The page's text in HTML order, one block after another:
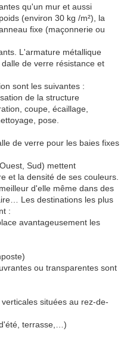
qu'un mur et aussi
(environ 30 kg /m²), la
fixe (maçonnerie ou
L'armature métallique
de verre résistance et
sont les suivantes :
de la structure
coupe, écaillage,
pose.
de verre pour les baies fixes
Sud) mettent
et la densité de ses couleurs.
d'elle même dans des
Les destinations les plus
:
avantageusement les
ou transparentes sont
situées au rez-de-
terrasse,…)